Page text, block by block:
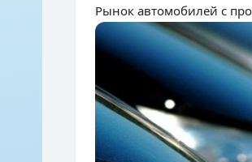
Рынок автомобилей с